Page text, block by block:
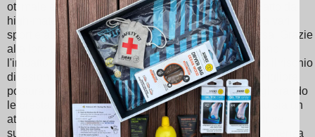
ottimale e un comfort senza eguali ad ogni passo. Fatto da
high-materiali di qualità, i nostri plantari sono adatti a vari
sport e attività, che vanno dal tennis allo sci alla corsa. Grazie
alla loro tecnologia di assorbimento degli urti, riducono
l'impatto sulle articolazioni, riducendo così al minimo il rischio
di lesioni. Sidas le solette promuovono inoltre una migliore
postura e una distribuzione equilibrata del peso, migliorando
le prestazioni atletiche e il comfort quotidiano. Che tu sia un
atleta appassionato o semplicemente cerchi un migliore
supporto per il piede, scegli Sidas solette per un'esperienza